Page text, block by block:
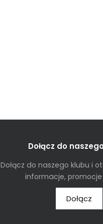
Dołącz do
Dołącz do naszego klubu i
informacje,
Dołącz